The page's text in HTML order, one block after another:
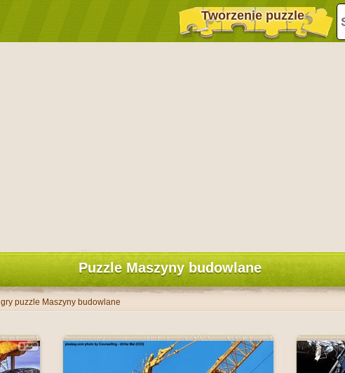
Tworzenie puzzle
Puzzle Maszyny budowlane
gry puzzle Maszyny budowlane